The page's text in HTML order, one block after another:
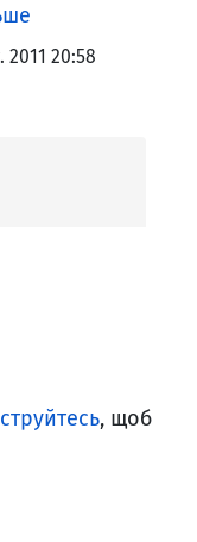
2011 20:58
, щоб